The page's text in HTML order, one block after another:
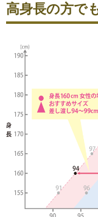
高身長の方で